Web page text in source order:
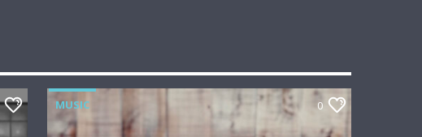
MUSIC 0